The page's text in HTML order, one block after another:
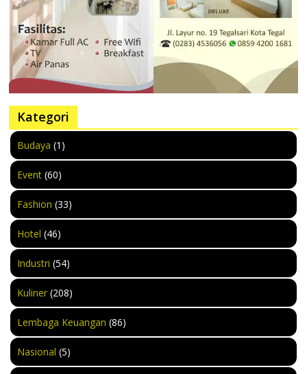
Kategori
Budaya (1)
Event (60)
Fashion (33)
Hotel (46)
Industri (54)
Kuliner (208)
Lembaga Keuangan (86)
Nasional (5)